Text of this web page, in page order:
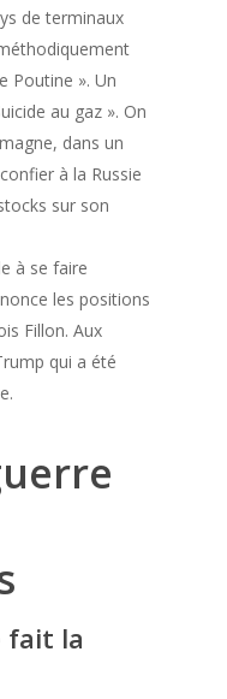
de terminaux
Poutine ». Un
au gaz ». On
dans un
à la Russie
sur son
à se faire
les positions
Fillon. Aux
qui a été
fait la